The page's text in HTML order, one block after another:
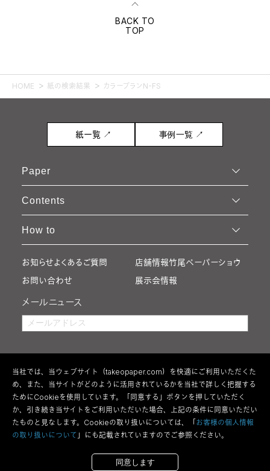
全紙を購入する 断裁して購入する
BACK TO
TOP
HOME 紙の検索結果 カラープランN-FS
紙一覧 ↗ 事例一覧 ↗
Paper
Contents
How to
お知らせよくあるご質問
お問い合わせ
店舗情報竹尾ペーパーショウ
展示会情報
メールニュース
Copyright 2026 Takeo Co.,Ltd All Rights Reserved.
当社では、当ウェブサイト（takeopaper.com）を快適にご利用いただくた
め、また、当サイトがどのように活用されているかを当社で詳しく把握する
ためにCookieを使用しています。「同意する」ボタンを押していただく
か、引き続き当サイトをご利用いただいた場合、上記の条件に同意いただい
たものと見なします。Cookieの取り扱いについては、「 お客様の個人情報
の取り扱いについて 」にも記載されていますのでご参照ください。
同意します